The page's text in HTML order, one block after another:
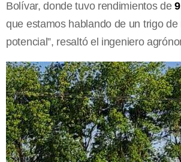
Bolívar, donde tuvo rendimientos de
que estamos hablando de un trigo de
potencial”, resaltó el ingeniero